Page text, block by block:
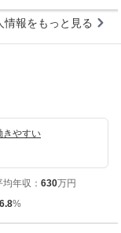
情報をもっと見る
きやすい
均年収： 630万円
%